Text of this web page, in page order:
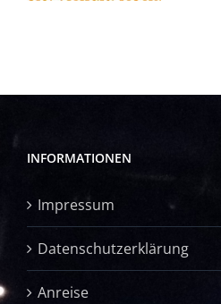
INFORMATIONEN
Impressum
Datenschutzerklärung
Anreise